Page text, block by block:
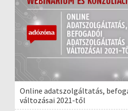
Online adatszolgáltatás,
változásai 2021-től